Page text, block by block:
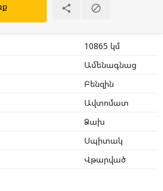
 
10865 կմ
Ամենագնաց
Բենզին
Ավտոմատ
Ձախ
Սպիտակ
Վթարված